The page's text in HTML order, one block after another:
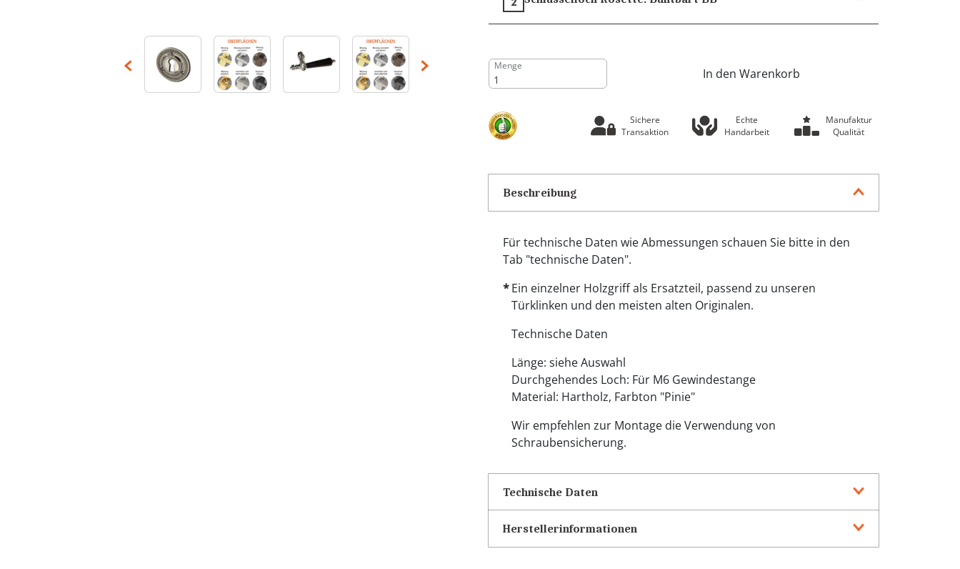
Menge
In den Warenkorb
Sichere
Transaktion
Echte
Handarbeit
Manufaktur
Qualität
Beschreibung
Für technische Daten wie Abmessungen schauen Sie bitte in den
Tab "technische Daten".
Ein einzelner Holzgriff als Ersatzteil, passend zu unseren
Türklinken und den meisten alten Originalen.
Technische Daten
Länge: siehe Auswahl
Durchgehendes Loch: Für M6 Gewindestange
Material: Hartholz, Farbton "Pinie"
Wir empfehlen zur Montage die Verwendung von
Schraubensicherung.
Technische Daten
Herstellerinformationen